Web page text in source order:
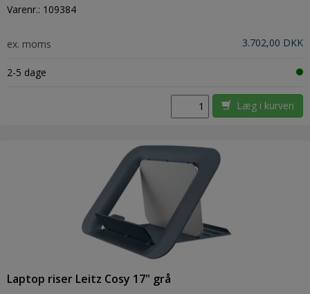
Varenr.: 109384
ex. moms 3.702,00 DKK
2-5 dage
Læg i kurven
Laptop riser Leitz Cosy 17" grå